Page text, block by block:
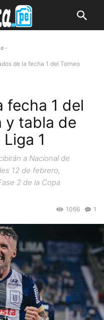
-
de la fecha 1 del Torneo
fecha 1 del
y tabla de
1
a Nacional de
12 de febrero,
2 de la Copa
1
1066